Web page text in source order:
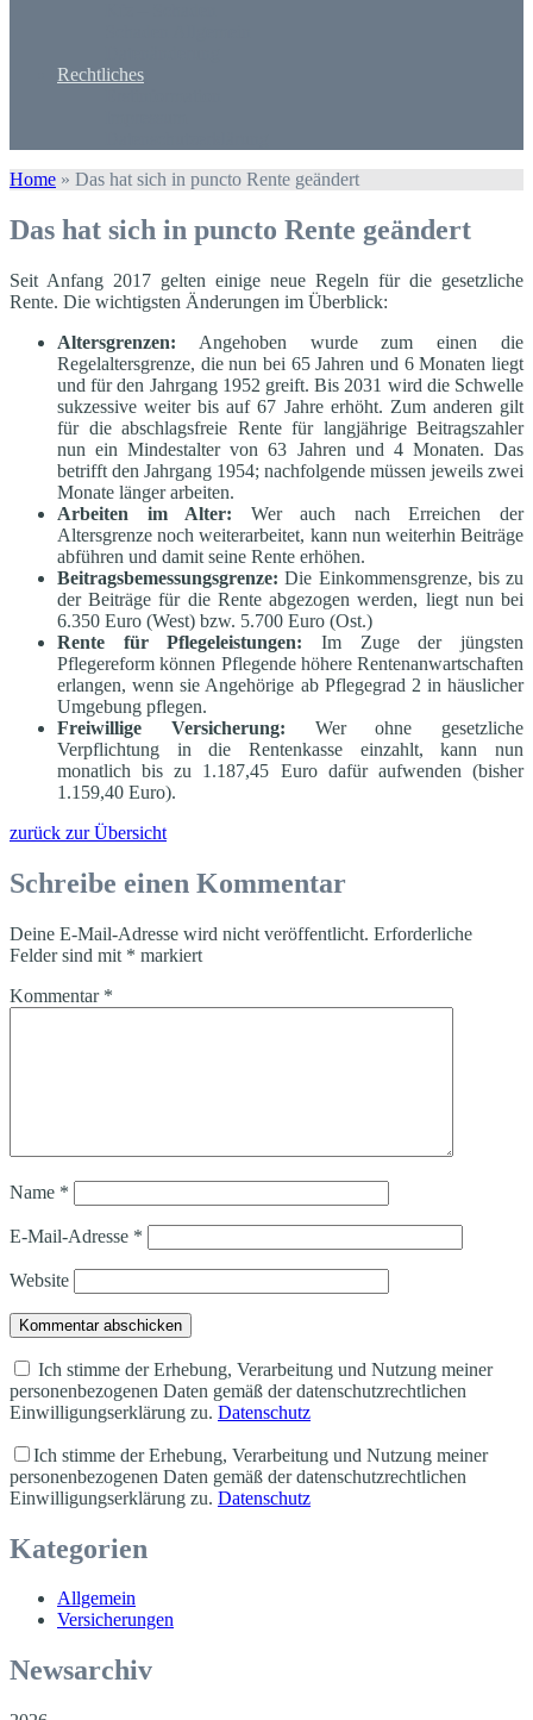
Rechtliches
Home » Das hat sich in puncto Rente geändert
Das hat sich in puncto Rente geändert
Seit Anfang 2017 gelten einige neue Regeln für die gesetzliche
Rente. Die wichtigsten Änderungen im Überblick:
Altersgrenzen: Angehoben wurde zum einen die
Regelaltersgrenze, die nun bei 65 Jahren und 6 Monaten liegt
und für den Jahrgang 1952 greift. Bis 2031 wird die Schwelle
sukzessive weiter bis auf 67 Jahre erhöht. Zum anderen gilt
für die abschlagsfreie Rente für langjährige Beitragszahler
nun ein Mindestalter von 63 Jahren und 4 Monaten. Das
betrifft den Jahrgang 1954; nachfolgende müssen jeweils zwei
Monate länger arbeiten.
Arbeiten im Alter: Wer auch nach Erreichen der
Altersgrenze noch weiterarbeitet, kann nun weiterhin Beiträge
abführen und damit seine Rente erhöhen.
Beitragsbemessungsgrenze: Die Einkommensgrenze, bis zu
der Beiträge für die Rente abgezogen werden, liegt nun bei
6.350 Euro (West) bzw. 5.700 Euro (Ost.)
Rente für Pflegeleistungen: Im Zuge der jüngsten
Pflegereform können Pflegende höhere Rentenanwartschaften
erlangen, wenn sie Angehörige ab Pflegegrad 2 in häuslicher
Umgebung pflegen.
Freiwillige Versicherung: Wer ohne gesetzliche
Verpflichtung in die Rentenkasse einzahlt, kann nun
monatlich bis zu 1.187,45 Euro dafür aufwenden (bisher
1.159,40 Euro).
zurück zur Übersicht
Schreibe einen Kommentar
Deine E-Mail-Adresse wird nicht veröffentlicht. Erforderliche
Felder sind mit * markiert
Kommentar *
Name *
E-Mail-Adresse *
Website
Kommentar abschicken
Ich stimme der Erhebung, Verarbeitung und Nutzung meiner
personenbezogenen Daten gemäß der datenschutzrechtlichen
Einwilligungserklärung zu. Datenschutz
Ich stimme der Erhebung, Verarbeitung und Nutzung meiner
personenbezogenen Daten gemäß der datenschutzrechtlichen
Einwilligungserklärung zu. Datenschutz
Kategorien
Allgemein
Versicherungen
Newsarchiv